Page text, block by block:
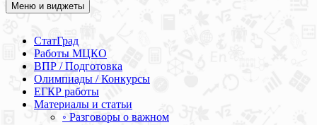
Академия СОВА
Подготовка к ЕГЭ, ОГЭ, ВПР, МЦКО, СтатГрад, КДР, ВОШ,
Меню и виджеты
СтатГрад
Работы МЦКО
ВПР / Подготовка
Олимпиады / Конкурсы
ЕГКР работы
Материалы и статьи
◦ Разговоры о важном